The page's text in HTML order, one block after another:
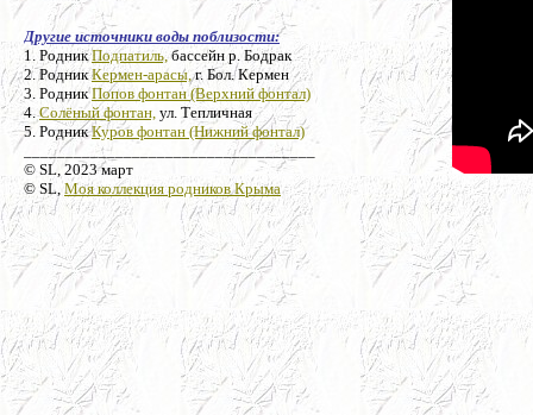
Другие источники воды поблизости:
1. РодникПодпатиль,бассейн р. Бодрак
2. РодникКермен-арасы,г. Бол. Кермен
3. РодникПопов фонтан (Верхний фонтал)
4.Солёный фонтан, ул. Тепличная
5. РодникКуров фонтан (Нижний фонтал)
___________________________________
© SL, 2023 март
© SL,Моя коллекция родников Крыма